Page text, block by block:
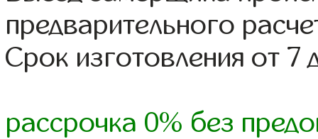
предварительного
Срок изготовления от 7
рассрочка 0% без